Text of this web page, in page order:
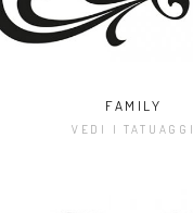
FAMILY
VEDI I TATUAGGI